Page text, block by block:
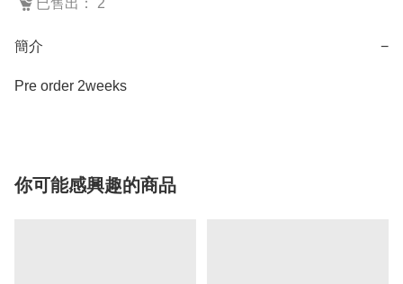
已售出： 2
簡介 −
Pre order 2weeks
你可能感興趣的商品